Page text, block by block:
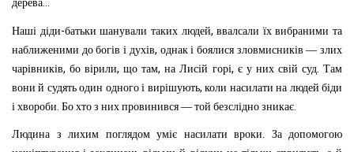
дерева
Наші діди-батьки шанували таких людей,ввалсали їх вибраними та
наближеними до богів і духів, однак і боялися зловмисників — злих
чарівників,бо вірили,що там,на Лисій горі, є у них свій суд.Там
вони й судять один одного і вирішують,коли насилати на людей біди
і хвороби. Бо хто з них провинився — той безслідно зникає.
Людина з лихим поглядом уміє насилати вроки. За допомогою